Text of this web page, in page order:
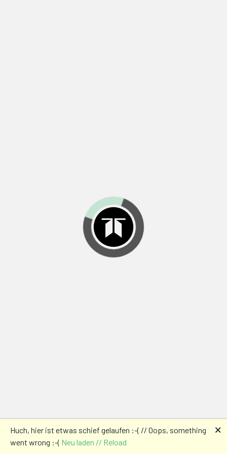
Huch, hier ist etwas schief gelaufen :-( // Oops, something
went wrong :-( Neu laden // Reload
🗙